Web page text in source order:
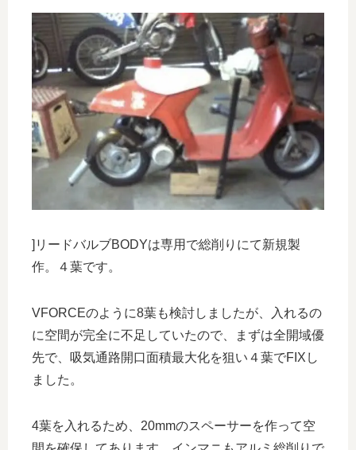
]リードバルブBODYは専用で総削りにて新規製
作。４葉です。
VFORCEのように8葉も検討しましたが、入れるの
に空間が完全に不足していたので、まずは全開域優
先で、吸気通路開口面積最大化を狙い４葉でFIXし
ました。
4葉を入れるため、20mmのスペーサーを作って空